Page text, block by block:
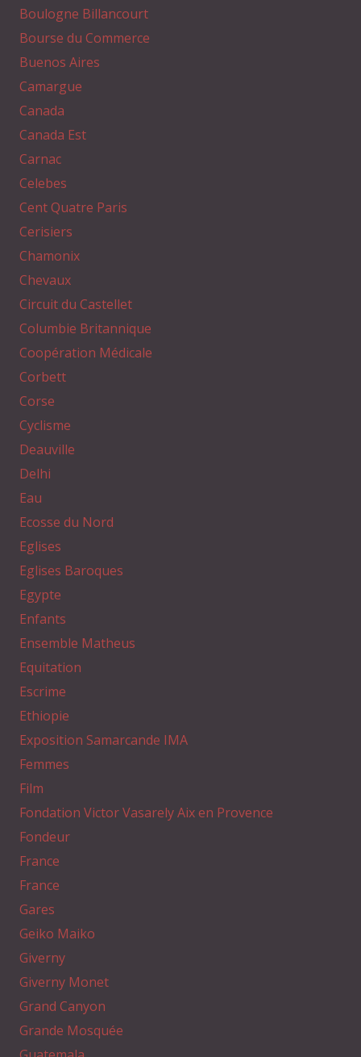
Boulogne Billancourt
Bourse du Commerce
Buenos Aires
Camargue
Canada
Canada Est
Carnac
Celebes
Cent Quatre Paris
Cerisiers
Chamonix
Chevaux
Circuit du Castellet
Columbie Britannique
Coopération Médicale
Corbett
Corse
Cyclisme
Deauville
Delhi
Eau
Ecosse du Nord
Eglises
Eglises Baroques
Egypte
Enfants
Ensemble Matheus
Equitation
Escrime
Ethiopie
Exposition Samarcande IMA
Femmes
Film
Fondation Victor Vasarely Aix en Provence
Fondeur
France
France
Gares
Geiko Maiko
Giverny
Giverny Monet
Grand Canyon
Grande Mosquée